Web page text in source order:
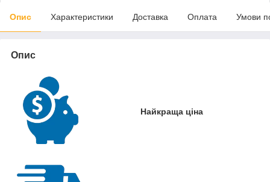
Опис Характеристики Доставка Оплата Умови
Опис
Найкраща ціна